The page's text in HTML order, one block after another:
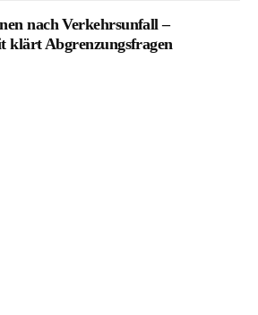
nach Verkehrsunfall –
klärt Abgrenzungsfragen